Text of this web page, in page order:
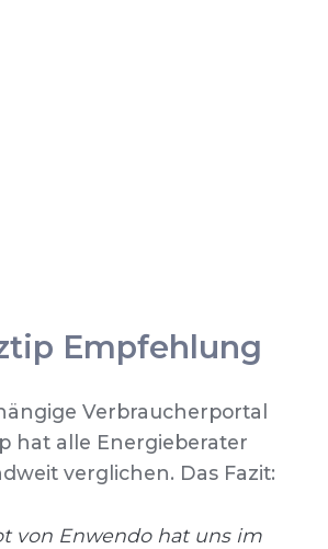
Empfehlung
Verbraucherportal
hat alle Energieberater
verglichen. Das Fazit:
von Enwendo hat uns im